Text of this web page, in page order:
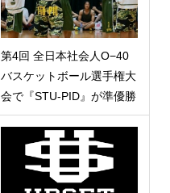
第4回 全日本社会人O−40
バスケットボール選手権大
会で『STU-PID』が準優勝